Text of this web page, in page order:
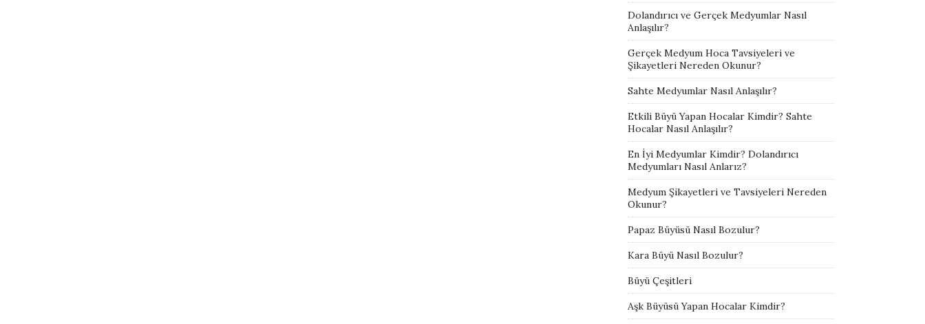
Dolandırıcı ve Gerçek Medyumlar Nasıl
Anlaşılır?
Gerçek Medyum Hoca Tavsiyeleri ve
Şikayetleri Nereden Okunur?
Sahte Medyumlar Nasıl Anlaşılır?
Etkili Büyü Yapan Hocalar Kimdir? Sahte
Hocalar Nasıl Anlaşılır?
En İyi Medyumlar Kimdir? Dolandırıcı
Medyumları Nasıl Anlarız?
Medyum Şikayetleri ve Tavsiyeleri Nereden
Okunur?
Papaz Büyüsü Nasıl Bozulur?
Kara Büyü Nasıl Bozulur?
Büyü Çeşitleri
Aşk Büyüsü Yapan Hocalar Kimdir?